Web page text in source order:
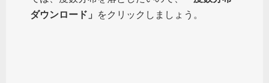
ダウンロード」
をクリックしましょう。